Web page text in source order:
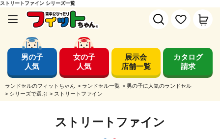
ストリートファイン シリーズ一覧
男の子
人気
女の子
人気
展示会
店舗一覧
カタログ
請求
ランドセルのフィットちゃん > ランドセル一覧 > 男の子に人気のランドセル
> シリーズで選ぶ > ストリートファイン
ストリートファイン